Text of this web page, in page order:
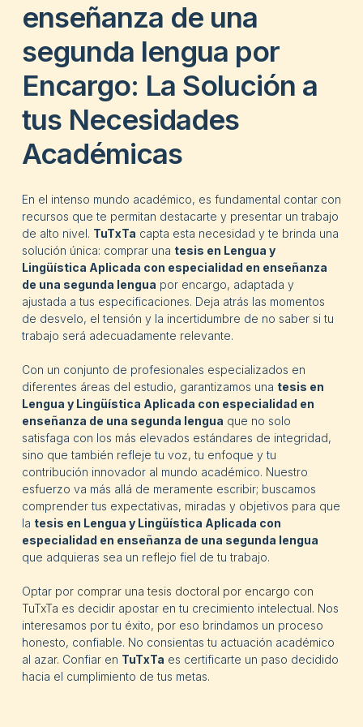
enseñanza de una
segunda lengua por
Encargo: La Solución a
tus Necesidades
Académicas
En el intenso mundo académico, es fundamental contar con
recursos que te permitan destacarte y presentar un trabajo
de alto nivel. TuTxTa capta esta necesidad y te brinda una
solución única: comprar una tesis en Lengua y
Lingüística Aplicada con especialidad en enseñanza
de una segunda lengua por encargo, adaptada y
ajustada a tus especificaciones. Deja atrás las momentos
de desvelo, el tensión y la incertidumbre de no saber si tu
trabajo será adecuadamente relevante.
Con un conjunto de profesionales especializados en
diferentes áreas del estudio, garantizamos una tesis en
Lengua y Lingüística Aplicada con especialidad en
enseñanza de una segunda lengua que no solo
satisfaga con los más elevados estándares de integridad,
sino que también refleje tu voz, tu enfoque y tu
contribución innovador al mundo académico. Nuestro
esfuerzo va más allá de meramente escribir; buscamos
comprender tus expectativas, miradas y objetivos para que
la tesis en Lengua y Lingüística Aplicada con
especialidad en enseñanza de una segunda lengua
que adquieras sea un reflejo fiel de tu trabajo.
Optar por comprar una tesis doctoral por encargo con
TuTxTa es decidir apostar en tu crecimiento intelectual. Nos
interesamos por tu éxito, por eso brindamos un proceso
honesto, confiable. No consientas tu actuación académico
al azar. Confiar en TuTxTa es certificarte un paso decidido
hacia el cumplimiento de tus metas.